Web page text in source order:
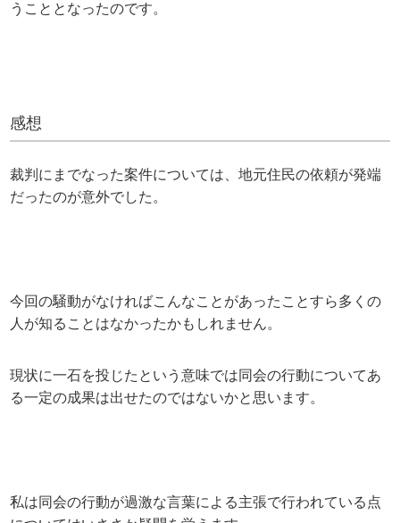
うこととなったのです。
感想
裁判にまでなった案件については、地元住民の依頼が発端
だったのが意外でした。
今回の騒動がなければこんなことがあったことすら多くの
人が知ることはなかったかもしれません。
現状に一石を投じたという意味では同会の行動についてあ
る一定の成果は出せたのではないかと思います。
私は同会の行動が過激な言葉による主張で行われている点